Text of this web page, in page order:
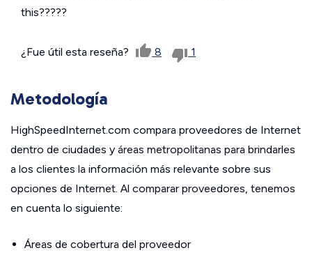
this?????
¿Fue útil esta reseña? 8 1
Metodología
HighSpeedInternet.com compara proveedores de Internet
dentro de ciudades y áreas metropolitanas para brindarles
a los clientes la información más relevante sobre sus
opciones de Internet. Al comparar proveedores, tenemos
en cuenta lo siguiente:
Áreas de cobertura del proveedor